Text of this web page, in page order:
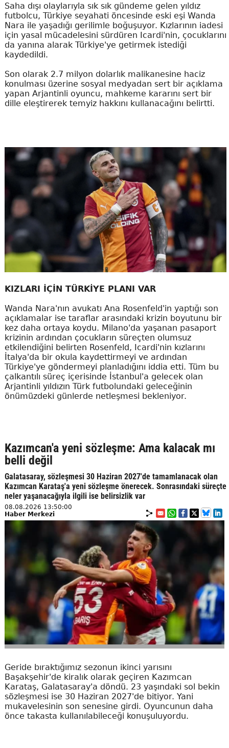
Saha dışı olaylarıyla sık sık gündeme gelen yıldız
futbolcu, Türkiye seyahati öncesinde eski eşi Wanda
Nara ile yaşadığı gerilimle boğuşuyor. Kızlarının iadesi
için yasal mücadelesini sürdüren Icardi'nin, çocuklarını
da yanına alarak Türkiye'ye getirmek istediği
kaydedildi.
Son olarak 2.7 milyon dolarlık malikanesine haciz
konulması üzerine sosyal medyadan sert bir açıklama
yapan Arjantinli oyuncu, mahkeme kararını sert bir
dille eleştirerek temyiz hakkını kullanacağını belirtti.
KIZLARI İÇİN TÜRKİYE PLANI VAR
Wanda Nara'nın avukatı Ana Rosenfeld'in yaptığı son
açıklamalar ise taraflar arasındaki krizin boyutunu bir
kez daha ortaya koydu. Milano'da yaşanan pasaport
krizinin ardından çocukların süreçten olumsuz
etkilendiğini belirten Rosenfeld, Icardi'nin kızlarını
İtalya'da bir okula kaydettirmeyi ve ardından
Türkiye'ye göndermeyi planladığını iddia etti. Tüm bu
çalkantılı süreç içerisinde İstanbul'a gelecek olan
Arjantinli yıldızın Türk futbolundaki geleceğinin
önümüzdeki günlerde netleşmesi bekleniyor.
Kazımcan'a yeni sözleşme: Ama kalacak mı
belli değil
Galatasaray, sözleşmesi 30 Haziran 2027'de tamamlanacak olan
Kazımcan Karataş'a yeni sözleşme önerecek. Sonrasındaki süreçte
neler yaşanacağıyla ilgili ise belirsizlik var
08.08.2026 13:50:00
Haber Merkezi
Geride bıraktığımız sezonun ikinci yarısını
Başakşehir'de kiralık olarak geçiren Kazımcan
Karataş, Galatasaray'a döndü. 23 yaşındaki sol bekin
sözleşmesi ise 30 Haziran 2027'de bitiyor. Yani
mukavelesinin son senesine girdi. Oyuncunun daha
önce takasta kullanılabileceği konuşuluyordu.